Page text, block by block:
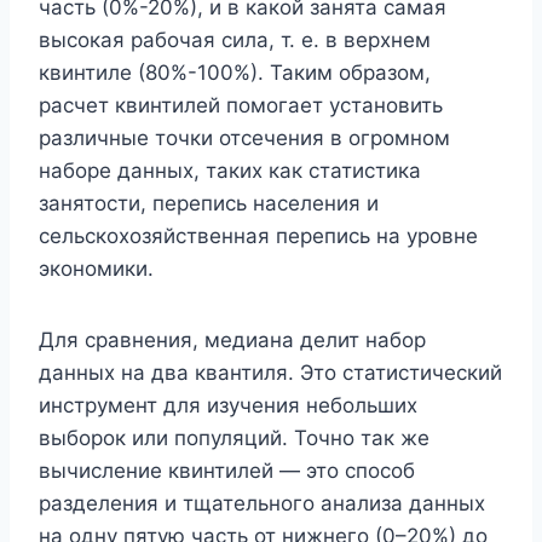
часть (0%-20%), и в какой занята самая
высокая рабочая сила, т. е. в верхнем
квинтиле (80%-100%). Таким образом,
расчет квинтилей помогает установить
различные точки отсечения в огромном
наборе данных, таких как статистика
занятости, перепись населения и
сельскохозяйственная перепись на уровне
экономики.
Для сравнения, медиана делит набор
данных на два квантиля. Это статистический
инструмент для изучения небольших
выборок или популяций. Точно так же
вычисление квинтилей — это способ
разделения и тщательного анализа данных
на одну пятую часть от нижнего (0–20%) до